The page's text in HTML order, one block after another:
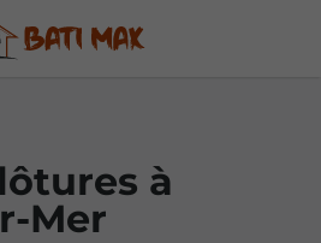
à
Mer